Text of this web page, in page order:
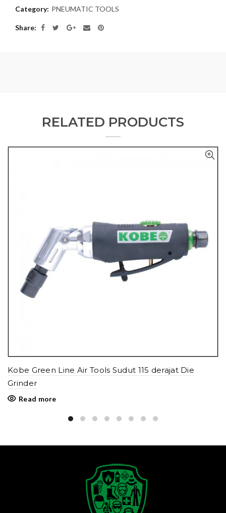
Category: PNEUMATIC TOOLS
Share
RELATED PRODUCTS
Kobe Green Line Air Tools Sudut 115 derajat Die
Grinder
Read more